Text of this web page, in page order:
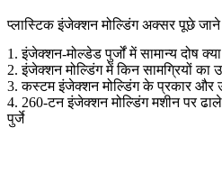
प्लास्टिक इंजेक्शन मोल्डिंग अक्सर पूछे
1. इंजेक्शन-मोल्डेड पुर्जों में सामान्य दोष
2. इंजेक्शन मोल्डिंग में किन सामग्रियों का
3. कस्टम इंजेक्शन मोल्डिंग के प्रकार और
4. 260-टन इंजेक्शन मोल्डिंग मशीन पर
पुर्जे